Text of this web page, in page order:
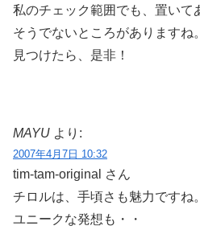
私のチェック範囲でも、置いて
そうでないところがありますね。
見つけたら、是非！
MAYU より:
2007年4月7日 10:32
tim-tam-original さん
チロルは、手頃さも魅力ですね。
ユニークな発想も・・